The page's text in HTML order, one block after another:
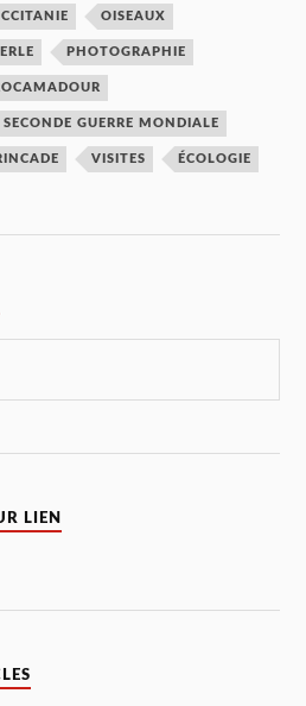
OISEAUX
PHOTOGRAPHIE
SECONDE GUERRE MONDIALE
VISITES ÉCOLOGIE
LIEN